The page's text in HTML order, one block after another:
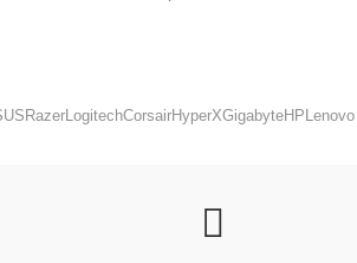
RazerLogitechCorsairHyperXGigabyteHP Lenovo